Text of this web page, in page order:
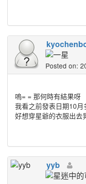
Posted on:
嗚= = 那何時有結果呀
我看之前發表日期10月
好想穿星爺的衣服出去
yyb